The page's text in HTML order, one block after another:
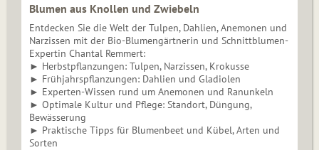
Blumen aus Knollen und Zwiebeln
Entdecken Sie die Welt der Tulpen, Dahlien, Anemonen und
Narzissen mit der Bio-Blumengärtnerin und Schnittblumen-
Expertin Chantal Remmert:
► Herbstpflanzungen: Tulpen, Narzissen, Krokusse
► Frühjahrspflanzungen: Dahlien und Gladiolen
► Experten-Wissen rund um Anemonen und Ranunkeln
► Optimale Kultur und Pflege: Standort, Düngung,
Bewässerung
► Praktische Tipps für Blumenbeet und Kübel, Arten und
Sorten